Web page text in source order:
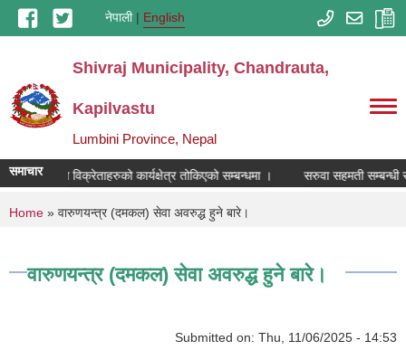
Skip to main contentनेपाली English
Shivraj Municipality, Chandrauta,
Kapilvastu
Lumbini Province, Nepal
समाचार
रसायनिक मल विक्रेताहरुको कार्यक्षेत्र तोकिएको सम्बन्धमा । सरुवा सहमती सम्बन्धी
You are here
Home » वारुणयन्त्र (दमकल) सेवा अवरुद्ध हुने बारे।
वारुणयन्त्र (दमकल) सेवा अवरुद्ध हुने बारे।
Submitted on: Thu, 11/06/2025 - 14:53